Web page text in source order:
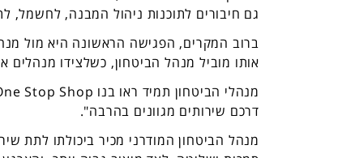
גם חיבורים לתוכנות ניהול המבנה, לחשמל,
ברוב המקרים, הפגישה הראשונה היא מול
אותו מוביל מנהל הביטחון, כשלצידו
דרכם שירותים מגוונים בהרבה".